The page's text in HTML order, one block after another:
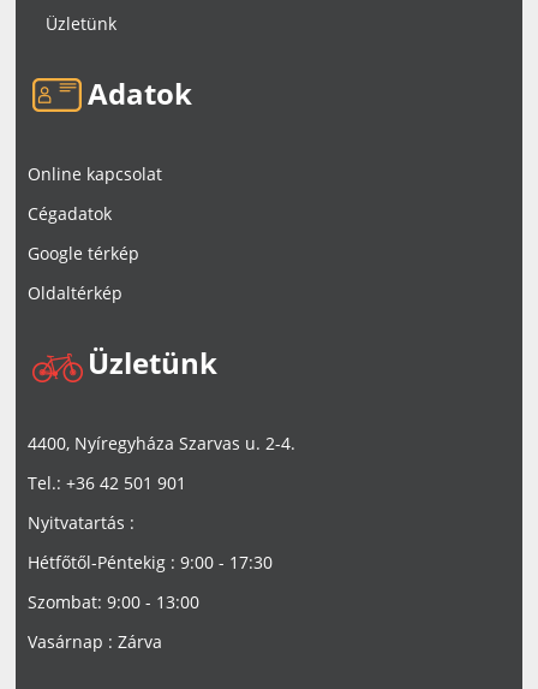
Üzletünk
Adatok
Online kapcsolat
Cégadatok
Google térkép
Oldaltérkép
Üzletünk
4400, Nyíregyháza Szarvas u. 2-4.
Tel.: +36 42 501 901
Nyitvatartás :
Hétfőtől-Péntekig : 9:00 - 17:30
Szombat: 9:00 - 13:00
Vasárnap : Zárva